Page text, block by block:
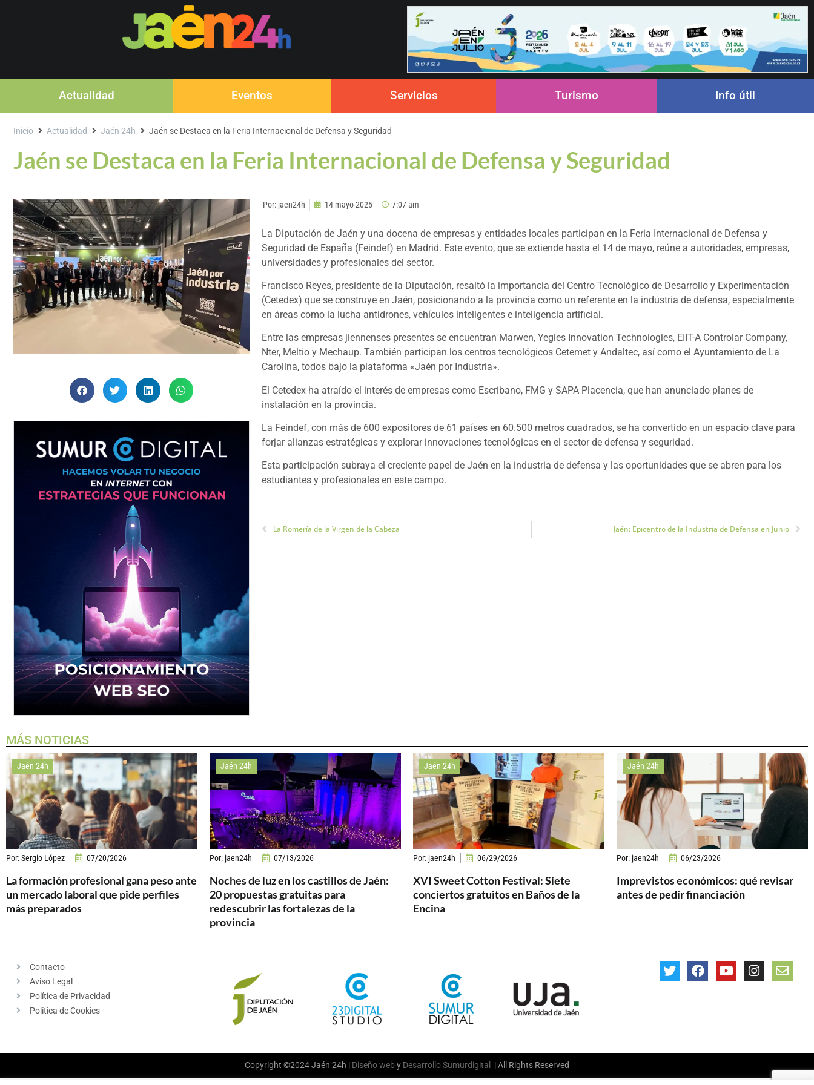
Actualidad Eventos Servicios Turismo Info útil
Jaén se Destaca en la Feria Internacional de Defensa y Seguridad
Inicio Actualidad Jaén 24h Jaén se Destaca en la Feria Internacional de Defensa y Seguridad
Por: jaen24h 14 mayo 2025 7:07 am
La Diputación de Jaén y una docena de empresas y entidades locales participan en la Feria Internacional de Defensa y
Seguridad de España (Feindef) en Madrid. Este evento, que se extiende hasta el 14 de mayo, reúne a autoridades, empresas,
universidades y profesionales del sector.
Francisco Reyes, presidente de la Diputación, resaltó la importancia del Centro Tecnológico de Desarrollo y Experimentación
(Cetedex) que se construye en Jaén, posicionando a la provincia como un referente en la industria de defensa, especialmente
en áreas como la lucha antidrones, vehículos inteligentes e inteligencia artificial.
Entre las empresas jiennenses presentes se encuentran Marwen, Yegles Innovation Technologies, EIIT-A Controlar Company,
Nter, Meltio y Mechaup. También participan los centros tecnológicos Cetemet y Andaltec, así como el Ayuntamiento de La
Carolina, todos bajo la plataforma «Jaén por Industria».
El Cetedex ha atraído el interés de empresas como Escribano, FMG y SAPA Placencia, que han anunciado planes de
instalación en la provincia.
La Feindef, con más de 600 expositores de 61 países en 60.500 metros cuadrados, se ha convertido en un espacio clave para
forjar alianzas estratégicas y explorar innovaciones tecnológicas en el sector de defensa y seguridad.
Esta participación subraya el creciente papel de Jaén en la industria de defensa y las oportunidades que se abren para los
estudiantes y profesionales en este campo.
La Romería de la Virgen de la Cabeza Jaén: Epicentro de la Industria de Defensa en Junio
MÁS NOTICIAS
Jaén 24h
Por:Sergio López 07/20/2026
La formación profesional gana peso ante
un mercado laboral que pide perfiles
más preparados
Jaén 24h
Por: jaen24h 07/13/2026
Noches de luz en los castillos de Jaén:
20 propuestas gratuitas para
redescubrir las fortalezas de la
provincia
Jaén 24h
Por: jaen24h 06/29/2026
XVI Sweet Cotton Festival: Siete
conciertos gratuitos en Baños de la
Encina
Jaén 24h
Por: jaen24h 06/23/2026
Imprevistos económicos: qué revisar
antes de pedir financiación
Contacto
Aviso Legal
Política de Privacidad
Política de Cookies
Copyright ©2024 Jaén 24h | Diseño web y DesarrolloSumurdigital | All Rights Reserved